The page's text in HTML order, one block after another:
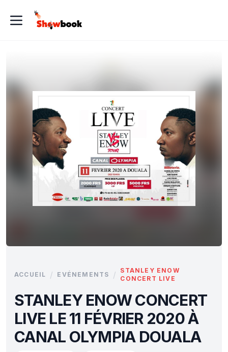
ACCUEIL / EVÉNEMENTS /
STANLEY ENOW
CONCERT LIVE
STANLEY ENOW CONCERT
LIVE LE 11 FÉVRIER 2020 À
CANAL OLYMPIA DOUALA